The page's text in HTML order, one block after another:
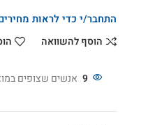
התחבר/י כדי לראות
הוסף להשוואה
9 אנשים שצופים